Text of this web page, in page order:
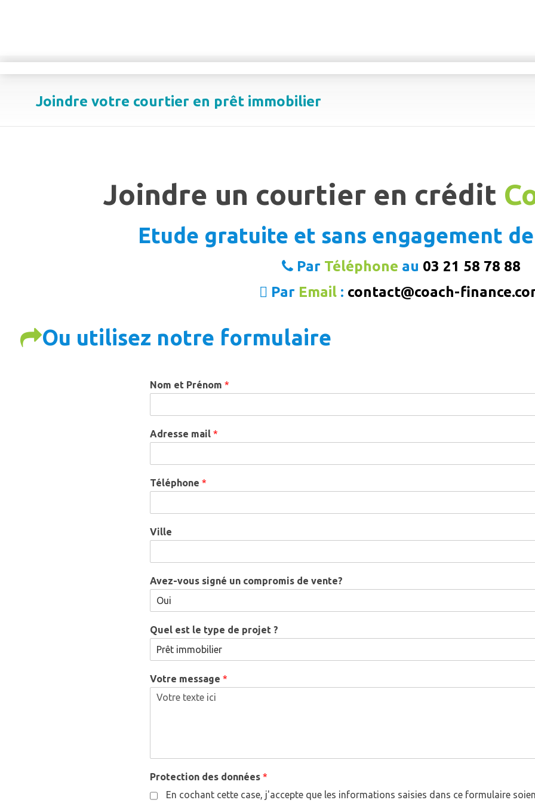
Joindre votre courtier en prêt immobilier
Joindre un courtier en crédit
Etude gratuite et sans engagement
Par Téléphone au 03 21 58 78 88
Par Email : contact@coach-
Ou utilisez notre formulaire
Nom et Prénom*
Adresse mail*
Téléphone*
Ville
Avez-vous signé un compromis de vente?
Quel est le type de projet ?
Votre message*
Protection des données*
En cochant cette case, j'accepte que les informations saisies dans ce formulaire